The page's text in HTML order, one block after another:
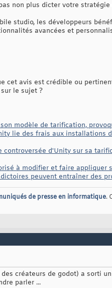
non plus dicter votre
studio, les développeurs
avancées et
cet avis est crédible ou
le sujet ?
modèle de tarification,
lie des frais aux installations
controversée d'Unity sur sa
à modifier et faire appliquer
peuvent entraîner des
de presse en informatique.
créateurs de godot) a sorti
parler ...